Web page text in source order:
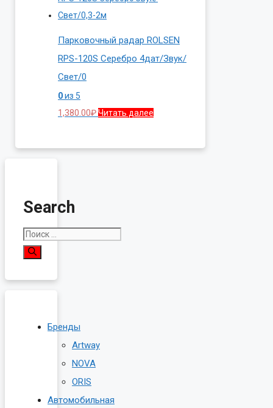
Парковочный радар ROLSEN
RPS-120S Серебро 4дат/Звук/
Свет/0
0из 5
1,380.00₽Читать далее
Search
Поиск:
Бренды
Artway
NOVA
ORIS
Автомобильная